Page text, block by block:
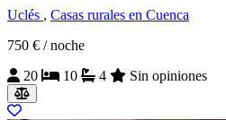
Uclés , Casas rurales en Cuenca
750 € / noche
20
10 4 Sin opiniones